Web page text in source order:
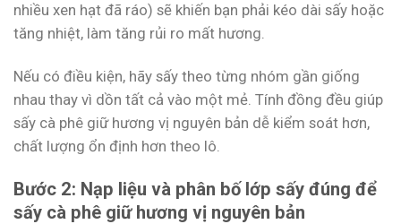
nhiều xen hạt đã ráo) sẽ khiến bạn phải kéo dài sấy hoặc
tăng nhiệt, làm tăng rủi ro mất hương.
Nếu có điều kiện, hãy sấy theo từng nhóm gần giống
nhau thay vì dồn tất cả vào một mẻ. Tính đồng đều giúp
sấy cà phê giữ hương vị nguyên bản dễ kiểm soát hơn,
chất lượng ổn định hơn theo lô.
Bước 2: Nạp liệu và phân bố lớp sấy đúng để
sấy cà phê giữ hương vị nguyên bản